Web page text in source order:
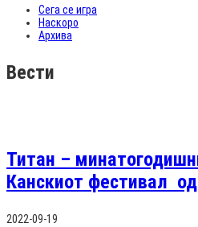
Сега се игра
Наскоро
Архива
Вести
Титан –
Канскиот фестивал
2022-09-19